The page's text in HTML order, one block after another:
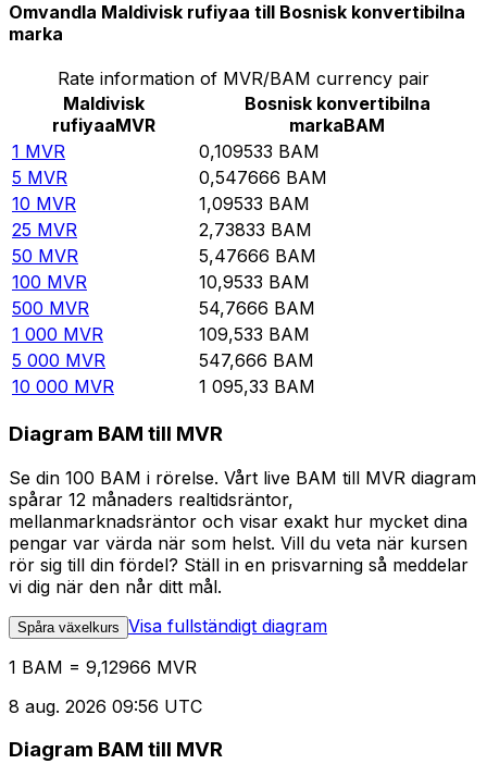
Omvandla Maldivisk rufiyaa till Bosnisk konvertibilna
marka
Rate information of MVR/BAM currency pair
Maldivisk
rufiyaaMVR
Bosnisk konvertibilna
markaBAM
1 MVR 0,109533 BAM
5 MVR 0,547666 BAM
10 MVR 1,09533 BAM
25 MVR 2,73833 BAM
50 MVR 5,47666 BAM
100 MVR 10,9533 BAM
500 MVR 54,7666 BAM
1 000 MVR 109,533 BAM
5 000 MVR 547,666 BAM
10 000 MVR 1 095,33 BAM
Diagram BAM till MVR
Se din 100 BAM i rörelse. Vårt live BAM till MVR diagram
spårar 12 månaders realtidsräntor,
mellanmarknadsräntor och visar exakt hur mycket dina
pengar var värda när som helst. Vill du veta när kursen
rör sig till din fördel? Ställ in en prisvarning så meddelar
vi dig när den når ditt mål.
Spåra växelkurs Visa fullständigt diagram
1 BAM = 9,12966 MVR
8 aug. 2026 09:56 UTC
Diagram BAM till MVR